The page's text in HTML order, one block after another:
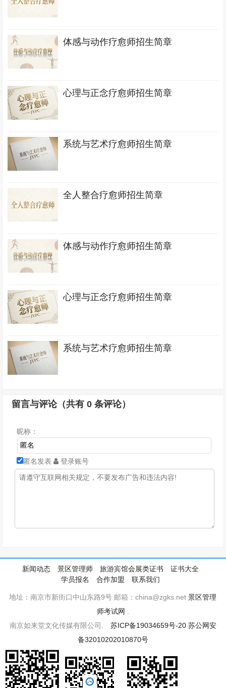
体感与动作疗愈师招生简章
心理与正念疗愈师招生简章
系统与艺术疗愈师招生简章
全人整合疗愈师招生简章
体感与动作疗愈师招生简章
心理与正念疗愈师招生简章
系统与艺术疗愈师招生简章
留言与评论（共有0 条评论）
昵称：
匿名发表 登录账号
新闻动态 景区管理师 旅游宾馆会展类证书
证书大全
学员报名
合作加盟 联系我们
地址：南京市新街口中山东路9号 邮箱：china@zgks.net景区管理
师考试网
南京如来堂文化传媒有限公司. 苏ICP备19034659号-20 苏公网安
备32010202010870号